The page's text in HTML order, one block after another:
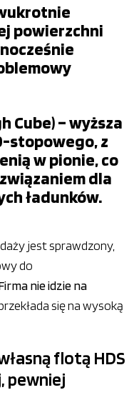
powierzchni
Cube) – wyższa
stopowego, z
w pionie, co
dla
ładunków.
jest sprawdzony,
do
nie idzie na
przekłada się na wysoką
flotą HDS
pewniej